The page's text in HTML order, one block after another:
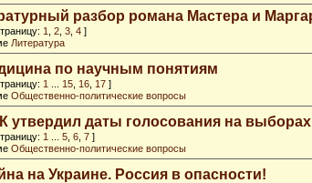
разбор романа Мастера и
1 2 3 4 ]
Литература
по научным понятиям
1 15 16 17 ]
Общественно-политические вопросы
утвердил даты голосования на
1 5 6 7 ]
Общественно-политические вопросы
на Украине. Россия в опасности!